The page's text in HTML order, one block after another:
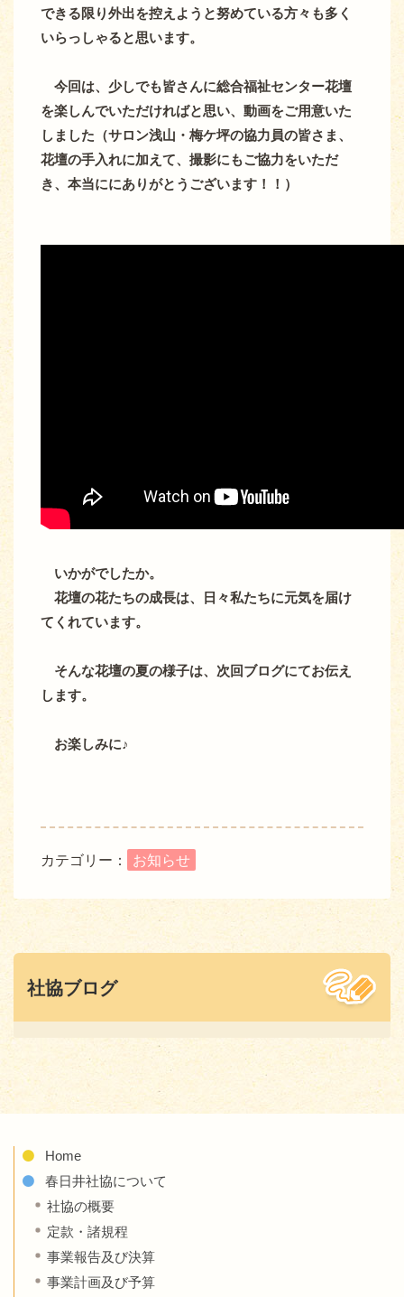
できる限り外出を控えようと努めている方々も多く
いらっしゃると思います。
今回は、少しでも皆さんに総合福祉センター花壇
を楽しんでいただければと思い、動画をご用意いた
しました（サロン浅山・梅ケ坪の協力員の皆さま、
花壇の手入れに加えて、撮影にもご協力をいただ
き、本当ににありがとうございます！！）
いかがでしたか。
花壇の花たちの成長は、日々私たちに元気を届け
てくれています。
そんな花壇の夏の様子は、次回ブログにてお伝え
します。
お楽しみに♪
カテゴリー： お知らせ
社協ブログ
Home
春日井社協について
社協の概要
定款・諸規程
事業報告及び決算
事業計画及び予算